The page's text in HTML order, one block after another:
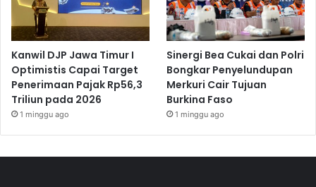
Kanwil DJP Jawa Timur I
Optimistis Capai Target
Penerimaan Pajak Rp56,3
Triliun pada 2026
1 minggu ago
Sinergi Bea Cukai dan Polri
Bongkar Penyelundupan
Merkuri Cair Tujuan
Burkina Faso
1 minggu ago